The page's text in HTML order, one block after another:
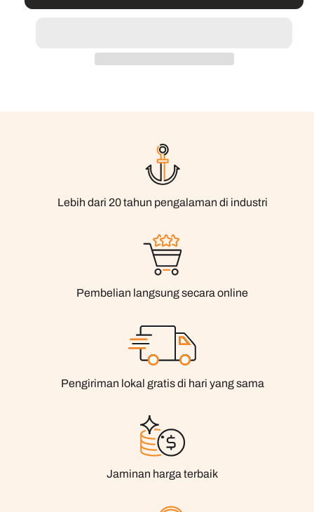
Lebih dari 20 tahun pengalaman di industri
Pembelian langsung secara online
Pengiriman lokal gratis di hari yang sama
Jaminan harga terbaik